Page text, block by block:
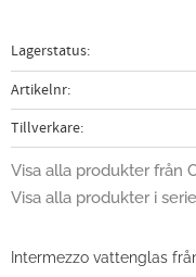
Lagerstatus
Artikelnr
Tillverkare
Visa alla produkter från
Visa alla produkter i
Intermezzo vattenglas